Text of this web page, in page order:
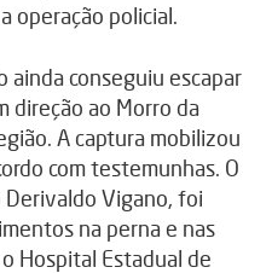
operação policial.
ainda conseguiu escapar
direção ao Morro da
A captura mobilizou
com testemunhas. O
Vigano, foi
na perna e nas
Hospital Estadual de